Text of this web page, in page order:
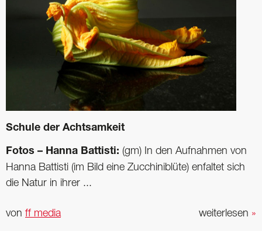
Schule der Achtsamkeit
Fotos – Hanna Battisti: (gm) In den Aufnahmen von
Hanna Battisti (im Bild eine Zucchiniblüte) enfaltet sich
die Natur in ihrer ...
weiterlesen »
von ff media